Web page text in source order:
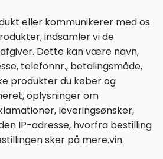
eller kommunikerer med os
indsamler vi de
Dette kan være navn,
telefonnr., betalingsmåde,
produkter du køber og
oplysninger om
leveringsønsker,
IP-adresse, hvorfra bestilling
sker på mere.vin.